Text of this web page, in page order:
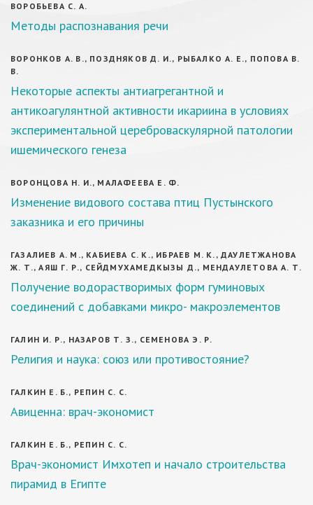
ВОРОБЬЕВА С. А.
Методы распознавания речи
ВОРОНКОВ А. В., ПОЗДНЯКОВ Д. И., РЫБАЛКО А. Е., ПОПОВА В.
В.
Некоторые аспекты антиагрегантной и
антикоагулянтной активности икариина в условиях
экспериментальной цереброваскулярной патологии
ишемического генеза
ВОРОНЦОВА Н. И., МАЛАФЕЕВА Е. Ф.
Изменение видового состава птиц Пустынского
заказника и его причины
ГАЗАЛИЕВ А. М., КАБИЕВА С. К., ИБРАЕВ М. К., ДАУЛЕТЖАНОВА
Ж. Т., АЯШ Г. Р., СЕЙДМУХАМЕДКЫЗЫ Д., МЕНДАУЛЕТОВА А. Т.
Получение водорастворимых форм гуминовых
соединений с добавками микро- макроэлементов
ГАЛИН И. Р., НАЗАРОВ Т. З., СЕМЕНОВА Э. Р.
Религия и наука: союз или противостояние?
ГАЛКИН Е. Б., РЕПИН С. С.
Авиценна: врач-экономист
ГАЛКИН Е. Б., РЕПИН С. С.
Врач-экономист Имхотеп и начало строительства
пирамид в Египте